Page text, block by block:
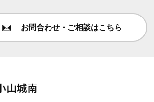
お問合わせ・ご相談はこちら